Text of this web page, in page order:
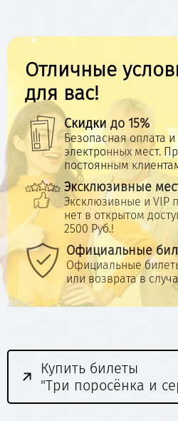
Отличные
для вас!
Скидки до 15%
Безопасная оплата
электронных мест.
постоянным
Эксклюзивные
Эксклюзивные и VIP
нет в открытом
2500 Руб.!
Официальные
Официальные
или возврата в
Купить билеты
"Три поросёнка и